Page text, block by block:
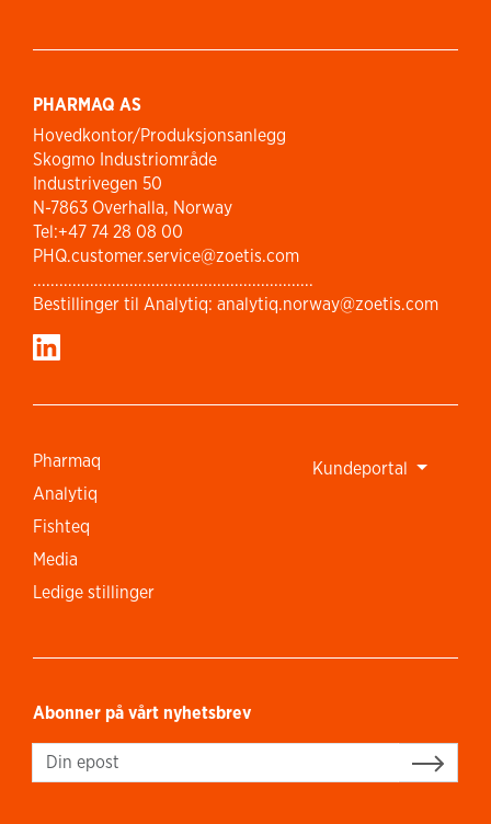
PHARMAQ AS
Hovedkontor/Produksjonsanlegg
Skogmo Industriområde
Industrivegen 50
N-7863 Overhalla, Norway
Tel:+47 74 28 08 00
PHQ.customer.service@zoetis.com
................................................................
Bestillinger til Analytiq: analytiq.norway@zoetis.com
Pharmaq
Analytiq
Fishteq
Media
Ledige stillinger
Kundeportal
Abonner på vårt nyhetsbrev
Sign up